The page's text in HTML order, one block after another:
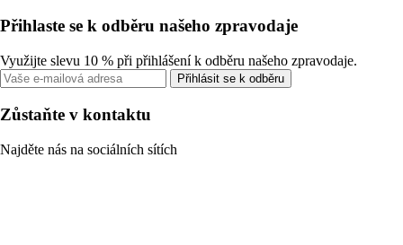
Přihlaste se k odběru našeho zpravodaje
Využijte slevu 10 % při přihlášení k odběru našeho zpravodaje.
Přihlásit se k odběru
Zůstaňte v kontaktu
Najděte nás na sociálních sítích